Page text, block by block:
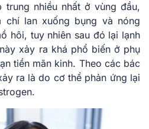
nhiều nhất ở vùng đầu,
chí lan xuống bụng và nóng
hôi, tuy nhiên sau đó lại lạnh
xảy ra khá phổ biến ở phụ
tiền mãn kinh. Theo các bác
ra là do cơ thể phản ứng lại